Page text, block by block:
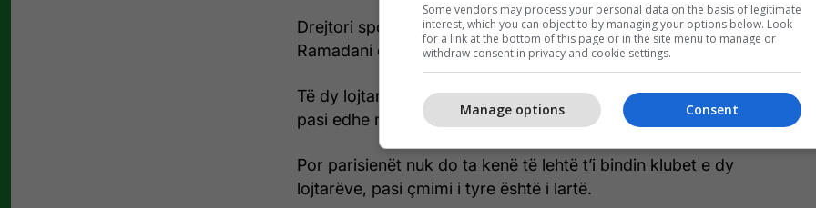
Drejtori sportiv Leonardo është takuar me agjentin shqiptar Fali
Ramadani që përfaqëson dy yjet e Serie A.
Të dy lojtarët janë të hapur për një kalim në rikthim në Ligue 1
pasi edhe më parë kishin bërë karrierë në Francë.
Por parisienët nuk do ta kenë të lehtë t’i bindin klubet e dy
lojtarëve, pasi çmimi i tyre është i lartë.
Some vendors may process your personal data on the basis of legitimate
interest, which you can object to by managing your options below. Look
for a link at the bottom of this page or in the site menu to manage or
withdraw consent in privacy and cookie settings.
Consent
Manage options